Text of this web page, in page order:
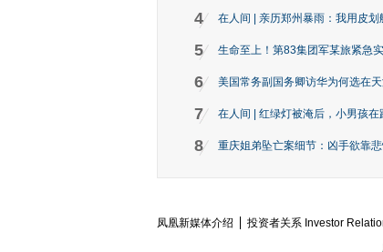
4 在人间 | 亲历郑州暴雨：我用皮划
5 生命至上！第83集团军某旅紧急
6 美国常务副国务卿访华为何选在
7 在人间 | 红绿灯被淹后，小男孩
8 重庆姐弟坠亡案细节：凶手欲靠
凤凰新媒体介绍 投资者关系 Investor